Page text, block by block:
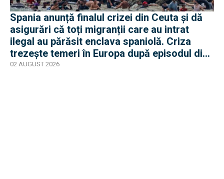
Spania anunță finalul crizei din Ceuta și dă
asigurări că toți migranții care au intrat
ilegal au părăsit enclava spaniolă. Criza
trezește temeri în Europa după episodul din
2015
02 AUGUST 2026